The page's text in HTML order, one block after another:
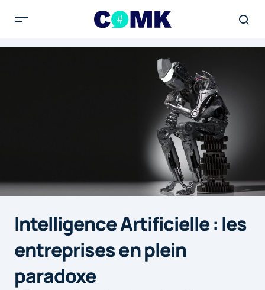
Intelligence Artificielle : les
entreprises en plein
paradoxe